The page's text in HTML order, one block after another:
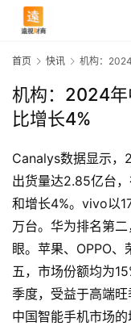
首
页
首页 快讯 机构：
机构：2024年
比增长4%
Canalys数据显示，
出货量达2.85亿台
和增长4%。vivo以
万台。华为排名第
眼。苹果、OPPO
五，市场份额均为
季度，受益于高端旺
中国智能手机市场的